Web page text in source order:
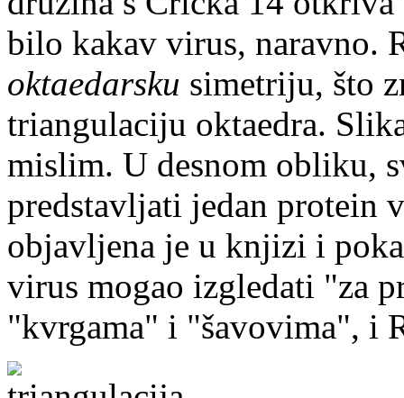
bilo kakav virus, naravno.
oktaedarsku simetriju, što
triangulaciju oktaedra.
mislim. U desnom obliku,
predstavljati jedan protein
objavljena je u knjizi i
virus mogao izgledati "za
"kvrgama" i "šavovima", i